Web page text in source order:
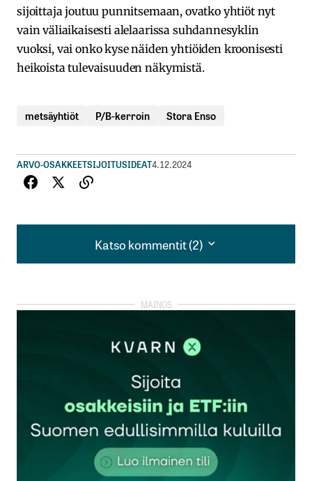
sijoittaja joutuu punnitsemaan, ovatko yhtiöt nyt
vain väliaikaisesti alelaarissa suhdannesyklin
vuoksi, vai onko kyse näiden yhtiöiden kroonisesti
heikoista tulevaisuuden näkymistä.
metsäyhtiöt P/B-kerroin Stora Enso
ARVO-OSAKKEETSIJOITUSIDEAT4.12.2024
Katso kommentit (2)
Katso kommentit (2)
Stora ei varmasti myy 6,3 miljardilla EUROLLA
muutkin luvut läpi. Aivan päin persettä koko
Vastaa
Jutussa ei väitetä, että Stora Enso olisi